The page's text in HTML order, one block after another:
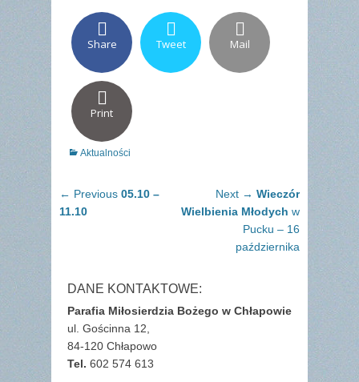
Share Tweet Mail
Print
Categories
Aktualności
Nawigacja
wpisu
← Previous Previous
05.10 –
11.10
Next → Next
post:
Wieczór
Wielbienia Młodych w
Pucku – 16
października
DANE KONTAKTOWE:
Parafia Miłosierdzia Bożego w Chłapowie
ul. Gościnna 12,
84-120 Chłapowo
Tel. 602 574 613